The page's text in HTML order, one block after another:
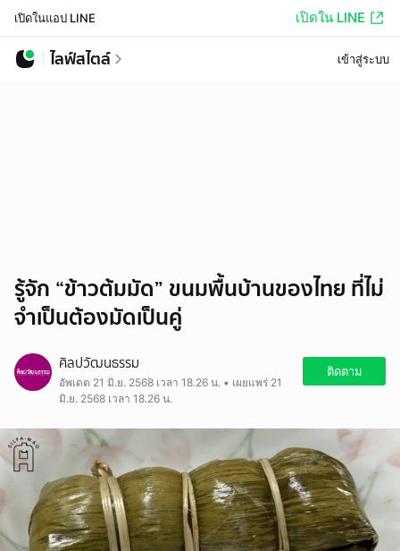
เปิดในแอป LINE เปิดใน LINE
ไลฟ์สไตล์ เข้าสู่ระบบ
รู้จัก “ข้าวต้มมัด” ขนมพื้นบ้านของไทย ที่ไม่
จำเป็นต้องมัดเป็นคู่
ศิลปวัฒนธรรม
อัพเดต 21 มิ.ย. 2568 เวลา 18.26 น. • เผยแพร่ 21
มิ.ย. 2568 เวลา 18.26 น.
ติดตาม